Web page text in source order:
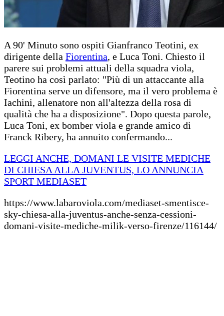
A 90' Minuto sono ospiti Gianfranco Teotini, ex
dirigente della Fiorentina, e Luca Toni. Chiesto il
parere sui problemi attuali della squadra viola,
Teotino ha così parlato: "Più di un attaccante alla
Fiorentina serve un difensore, ma il vero problema è
Iachini, allenatore non all'altezza della rosa di
qualità che ha a disposizione". Dopo questa parole,
Luca Toni, ex bomber viola e grande amico di
Franck Ribery, ha annuito confermando...
LEGGI ANCHE, DOMANI LE VISITE MEDICHE
DI CHIESA ALLA JUVENTUS, LO ANNUNCIA
SPORT MEDIASET
https://www.labaroviola.com/mediaset-smentisce-
sky-chiesa-alla-juventus-anche-senza-cessioni-
domani-visite-mediche-milik-verso-firenze/116144/